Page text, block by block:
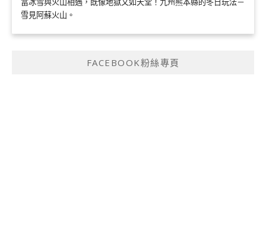
雪見阿蘇火山。
FACEBOOK粉絲專頁